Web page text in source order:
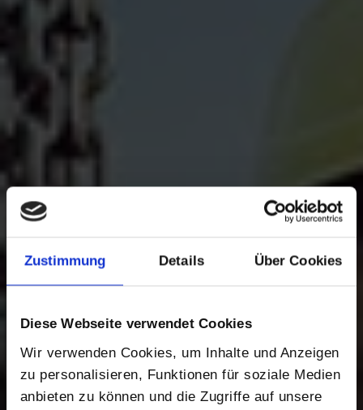
Zustimmung Details Über Cookies
Diese Webseite verwendet Cookies
Wir verwenden Cookies, um Inhalte und Anzeigen
zu personalisieren, Funktionen für soziale Medien
anbieten zu können und die Zugriffe auf unsere